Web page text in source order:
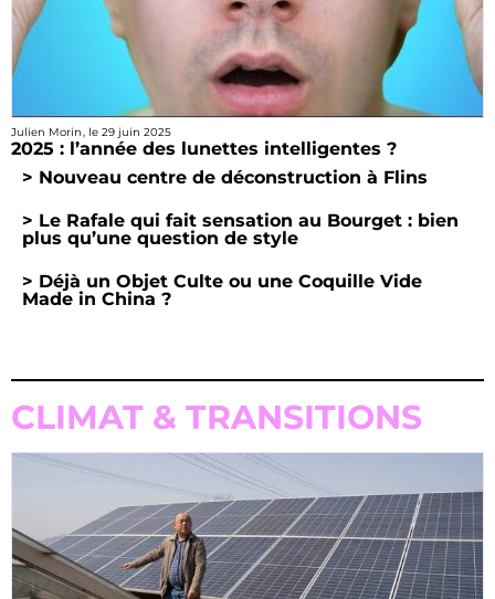
Julien Morin , le 29 juin 2025
2025 : l’année des lunettes intelligentes ?
> Nouveau centre de déconstruction à Flins
> Le Rafale qui fait sensation au Bourget : bien
plus qu’une question de style
> Déjà un Objet Culte ou une Coquille Vide
Made in China ?
CLIMAT & TRANSITIONS